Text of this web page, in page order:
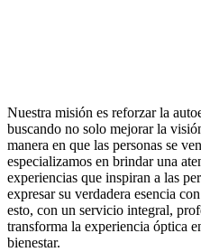
Nuestra misión es reforzar la
buscando no solo mejorar la
manera en que las personas se
especializamos en brindar una
experiencias que inspiran a las
expresar su verdadera esencia
esto, con un servicio integral,
transforma la experiencia óptica
bienestar.